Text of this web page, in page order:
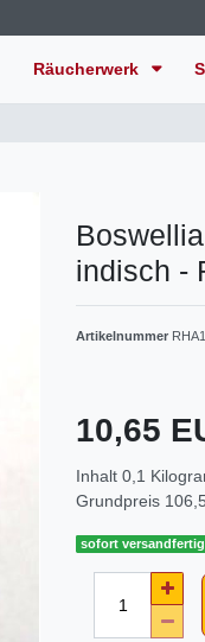
Räucherwerk
indisch -
Artikelnummer
10,65
Inhalt 0,1
Grundpreis
sofort versandfertig